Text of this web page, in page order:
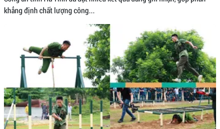
khẳng định chất lượng công...